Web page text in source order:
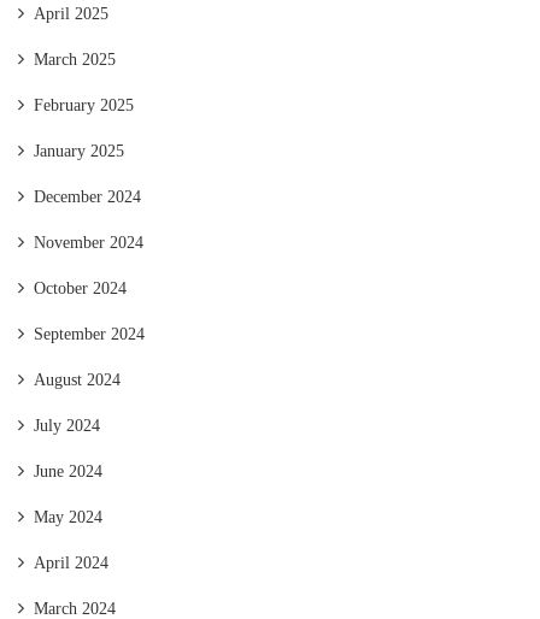
April 2025
March 2025
February 2025
January 2025
December 2024
November 2024
October 2024
September 2024
August 2024
July 2024
June 2024
May 2024
April 2024
March 2024